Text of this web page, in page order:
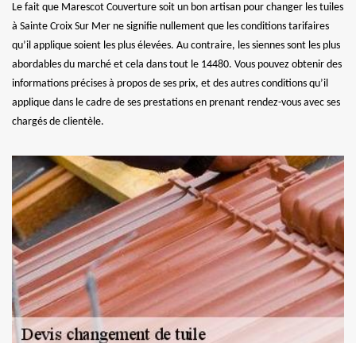
Le fait que Marescot Couverture soit un bon artisan pour changer les tuiles
à Sainte Croix Sur Mer ne signifie nullement que les conditions tarifaires
qu’il applique soient les plus élevées. Au contraire, les siennes sont les plus
abordables du marché et cela dans tout le 14480. Vous pouvez obtenir des
informations précises à propos de ses prix, et des autres conditions qu’il
applique dans le cadre de ses prestations en prenant rendez-vous avec ses
chargés de clientèle.